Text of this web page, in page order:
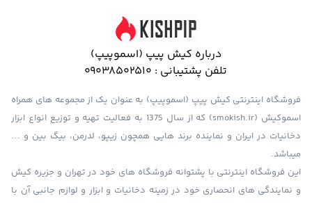
درباره کیش پیپ (اسموپیپ)
تلفن پشتیبانی : 09038502510
فروشگاه اینترنتی کیش پیپ (اسموپیپ) به عنوان یک از مجموعه های همراه
اسموکیش (smokish.ir) که از سال 1375 به فعالیت تهیه و توزیع انواع ابزار
دخانیات در ایران و نماینده برند هایی همچون زیپو، لدرمن، بیگ بین و …
میباشد.
این فروشگاه اینترنتی با پشتوانه فروشگاه های خود در تهران و جزیره کیش
و نمایندگی های انحصاری خود در زمینه دخانیات و ابزار و لوازم جانبی آن با